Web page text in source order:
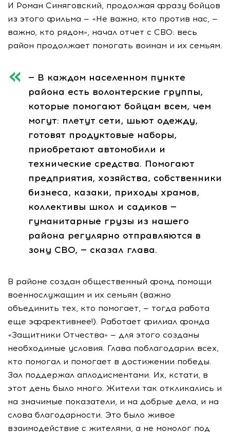
И Роман Синяговский, продолжая фразу бойцов
из этого фильма — «Не важно, кто против нас, —
важно, кто рядом», начал отчет с СВО: весь
район продолжает помогать воинам и их семьям.
— В каждом населенном пункте
района есть волонтерские группы,
которые помогают бойцам всем, чем
могут: плетут сети, шьют одежду,
готовят продуктовые наборы,
приобретают автомобили и
технические средства. Помогают
предприятия, хозяйства, собственники
бизнеса, казаки, приходы храмов,
коллективы школ и садиков —
гуманитарные грузы из нашего
района регулярно отправляются в
зону СВО, — сказал глава.
В районе создан общественный фонд помощи
военнослужащим и их семьям (важно
объединить тех, кто помогает, — тогда работа
еще эффективнее!). Работает филиал фонда
«Защитники Отчества» — для этого созданы
необходимые условия. Глава поблагодарил всех,
кто помогал и помогает в достижении победы.
Зал поддержал аплодисментами. Их, кстати, в
этот день было много. Жители так откликались и
на значимые показатели, и на добрые дела, и на
слова благодарности. Это было живое
взаимодействие с жителями, а не монолог под